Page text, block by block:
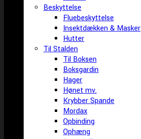
Beskyttelse
Fluebeskyttelse
Insektdækken & Masker
Hutter
Til Stalden
Til Boksen
Boksgardin
Hager
Hønet mv.
Krybber Spande
Mordax
Opbinding
Ophæng